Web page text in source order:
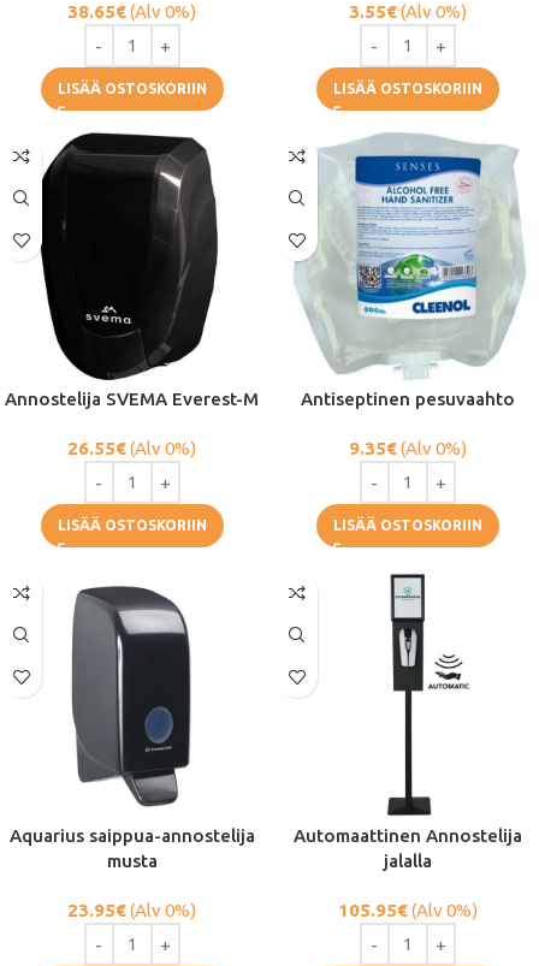
38.65€(Alv 0%)
LISÄÄ OSTOSKORIIN
3.55€(Alv 0%)
LISÄÄ OSTOSKORIIN
Annostelija SVEMA Everest-M
26.55€(Alv 0%)
LISÄÄ OSTOSKORIIN
Antiseptinen pesuvaahto
9.35€(Alv 0%)
LISÄÄ OSTOSKORIIN
Aquarius saippua-annostelija
musta
23.95€(Alv 0%)
Automaattinen Annostelija
jalalla
105.95€(Alv 0%)